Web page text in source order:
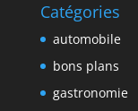
Catégories
automobile
bons plans
gastronomie